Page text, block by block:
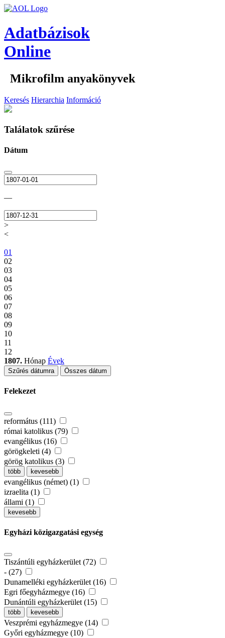
Adatbázisok
Online
Mikrofilm anyakönyvek
Keresés Hierarchia Információ
Találatok szűrése
Dátum
—
>
<
01
02
03
04
05
06
07
08
09
10
11
12
1807. Hónap Évek
Szűrés dátumra Összes dátum
Felekezet
református (111)
római katolikus (79)
evangélikus (16)
görögkeleti (4)
görög katolikus (3)
több kevesebb
evangélikus (német) (1)
izraelita (1)
állami (1)
kevesebb
Egyházi közigazgatási egység
Tiszántúli egyházkerület (72)
- (27)
Dunamelléki egyházkerület (16)
Egri főegyházmegye (16)
Dunántúli egyházkerület (15)
több kevesebb
Veszprémi egyházmegye (14)
Győri egyházmegye (10)